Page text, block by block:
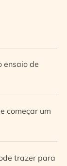
ensaio de
começar um
trazer para